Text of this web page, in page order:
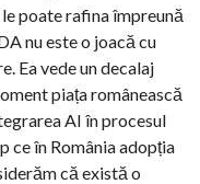
poate rafina împreună
nu este o joacă cu
Ea vede un decalaj
piața românească
AI în procesul
ce în România adopția
că există o